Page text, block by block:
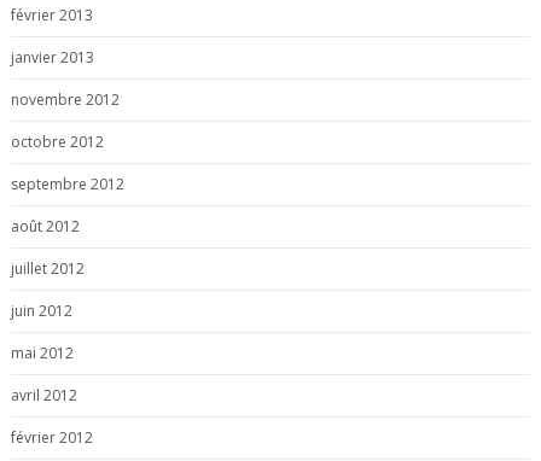
février 2013
janvier 2013
novembre 2012
octobre 2012
septembre 2012
août 2012
juillet 2012
juin 2012
mai 2012
avril 2012
février 2012